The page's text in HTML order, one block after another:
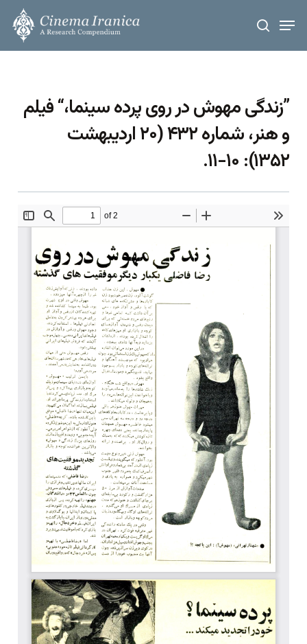
Skip
main
search
”زندگی مهوش در روی پرده سینما،“ فیلم
و هنر، شماره ۴۳۲ (۲۰ اردیبهشت
۱۳۵۲): ۱۰-۱۱.